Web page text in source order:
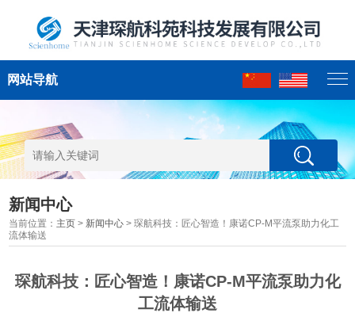
网站导航
新闻中心
当前位置： 主页 > 新闻中心 > 琛航科技：匠心智造！康诺CP-M平流泵助力化工
流体输送
琛航科技：匠心智造！康诺CP-M平流泵助力化
工流体输送